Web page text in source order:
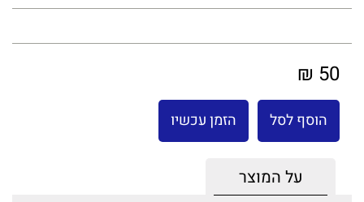
50 ₪
הוסף לסל הזמן עכשיו
על המוצר